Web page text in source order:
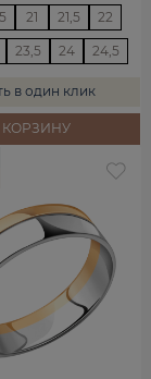
21 21,5 22
23,5 24 24,5
в один клик
КОРЗИНУ